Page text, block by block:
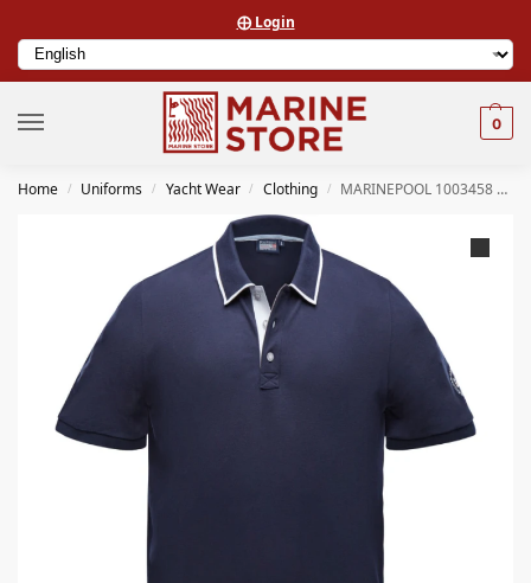
⨁ Login
0
Home / Uniforms / Yacht Wear / Clothing / MARINEPOOL 1003458 MEN’S GORDON POLO